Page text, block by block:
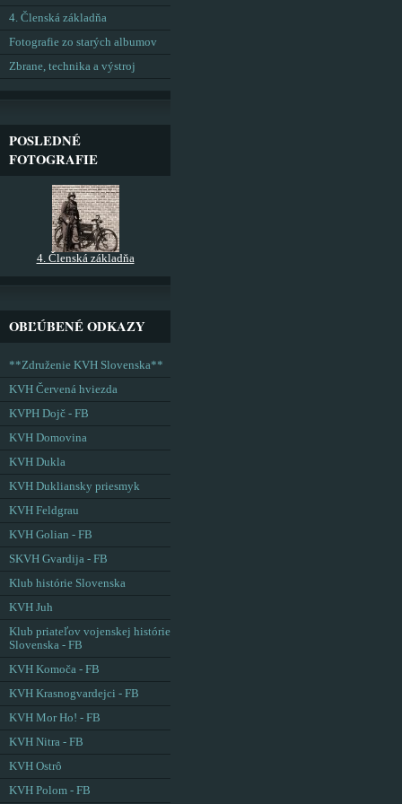
4. Členská základňa
Fotografie zo starých albumov
Zbrane, technika a výstroj
POSLEDNÉ
FOTOGRAFIE
4. Členská základňa
OBĽÚBENÉ ODKAZY
**Združenie KVH Slovenska**
KVH Červená hviezda
KVPH Dojč - FB
KVH Domovina
KVH Dukla
KVH Dukliansky priesmyk
KVH Feldgrau
KVH Golian - FB
SKVH Gvardija - FB
Klub histórie Slovenska
KVH Juh
Klub priateľov vojenskej histórie
Slovenska - FB
KVH Komoča - FB
KVH Krasnogvardejci - FB
KVH Mor Ho! - FB
KVH Nitra - FB
KVH Ostrô
KVH Polom - FB